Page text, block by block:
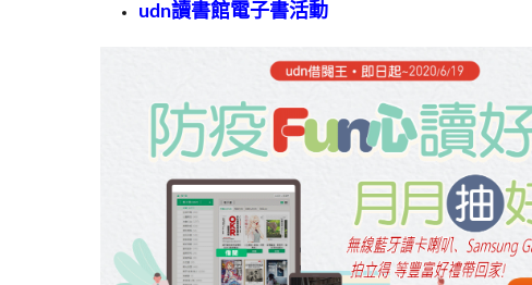
udn讀書館電子書活動